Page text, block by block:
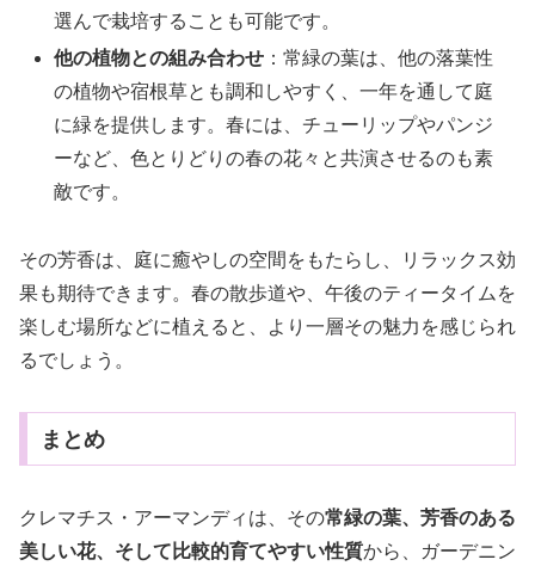
選んで栽培することも可能です。
他の植物との組み合わせ ：常緑の葉は、他の落葉性
の植物や宿根草とも調和しやすく、一年を通して庭
に緑を提供します。春には、チューリップやパンジ
ーなど、色とりどりの春の花々と共演させるのも素
敵です。
その芳香は、庭に癒やしの空間をもたらし、リラックス効
果も期待できます。春の散歩道や、午後のティータイムを
楽しむ場所などに植えると、より一層その魅力を感じられ
るでしょう。
まとめ
クレマチス・アーマンディは、その常緑の葉、芳香のある
美しい花、そして比較的育てやすい性質から、ガーデニン